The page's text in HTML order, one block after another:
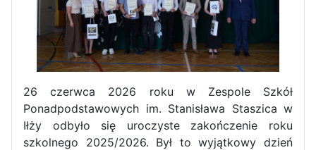
Zawody Sportowo – Obronne
klas OPW
26 czerwca 2026 roku w Zespole Szkół
Ponadpodstawowych im. Stanisława Staszica w
Iłży odbyło się uroczyste zakończenie roku
szkolnego 2025/2026. Był to wyjątkowy dzień